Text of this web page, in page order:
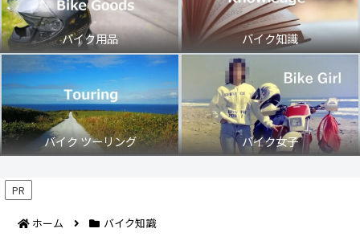
バイク用品 バイク知識
バイク ツーリング バイク女子
PR
ホーム バイク知識